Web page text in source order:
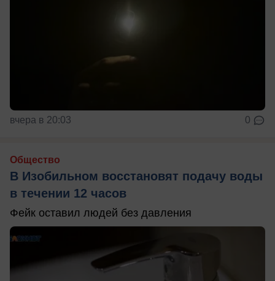
вчера в 20:03 0
Общество
В Изобильном восстановят подачу воды
в течении 12 часов
Фейк оставил людей без давления